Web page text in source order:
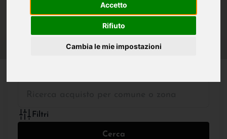
Accetto
Rifiuto
Cambia le mie impostazioni
Filtri
Cerca